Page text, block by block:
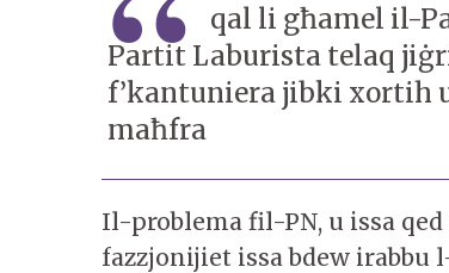
qal li għamel il-
Partit Laburista telaq
f’kantuniera jibki xortih
maħfra
Il-problema fil-PN, u issa
fazzjonijiet issa bdew